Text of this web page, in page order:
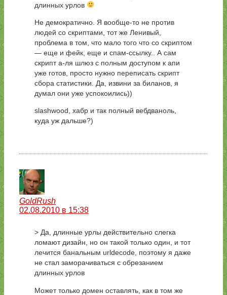
длинных урлов
Не демократично. Я вообще-то не против
людей со скриптами, тот же Ленивый,
проблема в том, что мало того что со скриптом
— еще и фейк, еще и спам-ссылку.. А сам
скрипт а-ля шлюз с полным доступом к апи
уже готов, просто нужно переписать скрипт
сбора статистики. Да, извини за биланов, я
думал они уже успокоились))
slashwood, хабр и так полный вебдваноль,
куда уж дальше?)
GoldRush
02.08.2010 в 15:38
> Да, длинные урлы действительно слегка
ломают дизайн, но он такой только один, и тот
лечится банальным urldecode, поэтому я даже
не стал заморачиваться с обрезанием
длинных урлов
Может только домен оставлять, как в том же